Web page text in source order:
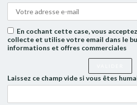
En cochant cette case, vous
collecte et utilise votre email dans le
informations et offres commerciales
Laissez ce champ vide si vous êtes